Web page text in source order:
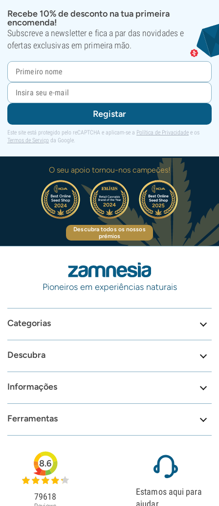
Recebe 10% de desconto na tua primeira
encomenda!
Subscreve a newsletter e fica a par das novidades e
ofertas exclusivas em primeira mão.
Registar
Este site está protegido pelo reCAPTCHA e aplicam-se a Política de Privacidade e os
Termos de Serviço da Google.
O seu apoio tornou-nos campeões!
Descubra todos os nossos
prémios
Pioneiros em experiências naturais
Categorias
Descubra
Informações
Ferramentas
8.6
79618
Estamos aqui para
ajudar